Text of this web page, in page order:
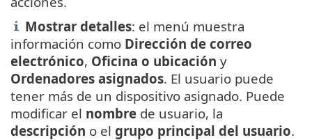
Mostrar detalles: el menú muestra
información como Dirección de correo
electrónico, Oficina o ubicación y
Ordenadores asignados. El usuario puede
tener más de un dispositivo asignado. Puede
modificar el nombre de usuario, la
descripción o el grupo principal del usuario.